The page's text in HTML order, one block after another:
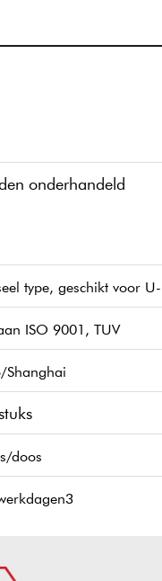
onderhandeld
type, geschikt voor
​​ISO 9001, TUV
Shanghai
doos